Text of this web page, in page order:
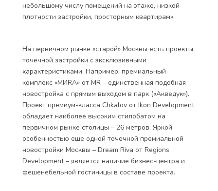
небольшому числу помещений на этаже, низкой
плотности застройки, просторным квартирам».
На первичном рынке «старой» Москвы есть проекты
точечной застройки с эксклюзивными
характеристиками. Например, премиальный
комплекс «MИRA» от MR – единственная подобная
новостройка с прямым выходом в парк («Акведук»).
Проект премиум-класса Chkalov от Ikon Development
обладает наиболее высоким стилобатом на
первичном рынке столицы – 26 метров. Яркой
особенностью еще одной точечной премиальной
новостройки Москвы – Dream Riva от Regions
Development – является наличие бизнес-центра и
фешенебельной гостиницы в составе проекта.